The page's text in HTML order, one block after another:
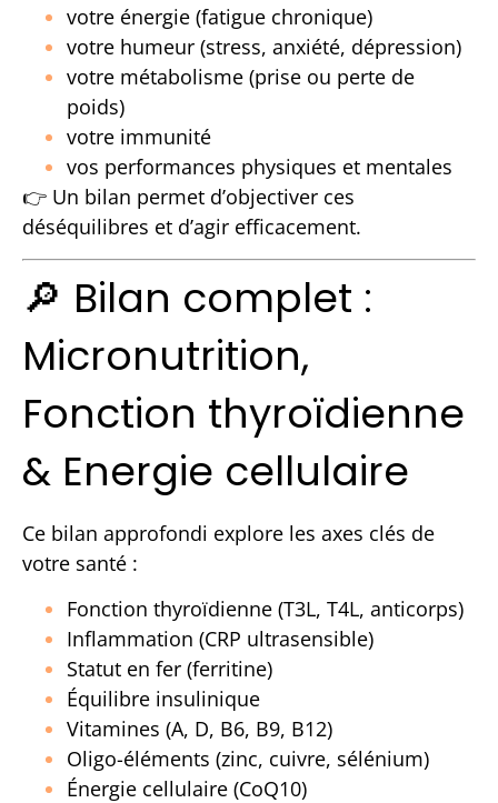
votre énergie (fatigue chronique)
votre humeur (stress, anxiété, dépression)
votre métabolisme (prise ou perte de
poids)
votre immunité
vos performances physiques et mentales
👉 Un bilan permet d’objectiver ces
déséquilibres et d’agir efficacement.
🔎 Bilan complet :
Micronutrition,
Fonction thyroïdienne
& Energie cellulaire
Ce bilan approfondi explore les axes clés de
votre santé :
Fonction thyroïdienne (T3L, T4L, anticorps)
Inflammation (CRP ultrasensible)
Statut en fer (ferritine)
Équilibre insulinique
Vitamines (A, D, B6, B9, B12)
Oligo-éléments (zinc, cuivre, sélénium)
Énergie cellulaire (CoQ10)